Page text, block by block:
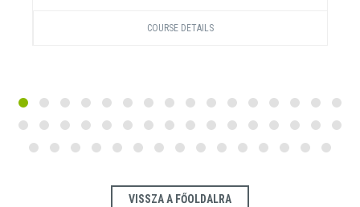
COURSE DETAILS
VISSZA A FŐOLDALRA